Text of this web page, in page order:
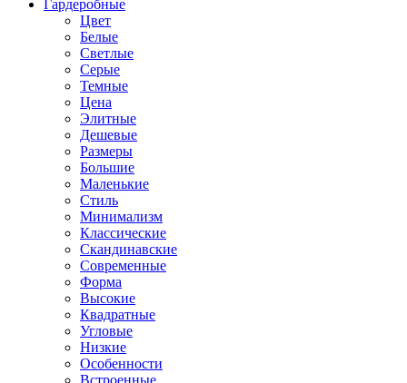
Гардеробные
Цвет
Белые
Светлые
Серые
Темные
Цена
Элитные
Дешевые
Размеры
Большие
Маленькие
Стиль
Минимализм
Классические
Скандинавские
Современные
Форма
Высокие
Квадратные
Угловые
Низкие
Особенности
Встроенные